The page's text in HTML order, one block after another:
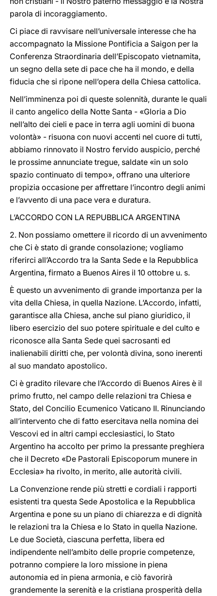
parola di incoraggiamento.
Ci piace di ravvisare nell’universale interesse che ha
accompagnato la Missione Pontificia a Saigon per la
Conferenza Straordinaria dell’Episcopato vietnamita,
un segno della sete di pace che ha il mondo, e della
fiducia che si ripone nell’opera della Chiesa cattolica.
Nell’imminenza poi di queste solennità, durante le quali
il canto angelico della Notte Santa - «Gloria a Dio
nell’alto dei cieli e pace in terra agli uomini di buona
volontà» - risuona con nuovi accenti nel cuore di tutti,
abbiamo rinnovato il Nostro fervido auspicio, perché
le prossime annunciate tregue, saldate «in un solo
spazio continuato di tempo», offrano una ulteriore
propizia occasione per affrettare l’incontro degli animi
e l’avvento di una pace vera e duratura.
L’ACCORDO CON LA REPUBBLICA ARGENTINA
2. Non possiamo omettere il ricordo di un avvenimento
che Ci è stato di grande consolazione; vogliamo
riferirci all’Accordo tra la Santa Sede e la Repubblica
Argentina, firmato a Buenos Aires il 10 ottobre u. s.
È questo un avvenimento di grande importanza per la
vita della Chiesa, in quella Nazione. L’Accordo, infatti,
garantisce alla Chiesa, anche sul piano giuridico, il
libero esercizio del suo potere spirituale e del culto e
riconosce alla Santa Sede quei sacrosanti ed
inalienabili diritti che, per volontà divina, sono inerenti
al suo mandato apostolico.
Ci è gradito rilevare che l’Accordo di Buenos Aires è il
primo frutto, nel campo delle relazioni tra Chiesa e
Stato, del Concilio Ecumenico Vaticano II. Rinunciando
all’intervento che di fatto esercitava nella nomina dei
Vescovi ed in altri campi ecclesiastici, lo Stato
Argentino ha accolto per primo la pressante preghiera
che il Decreto «De Pastorali Episcoporum munere in
Ecclesia» ha rivolto, in merito, alle autorità civili.
La Convenzione rende più stretti e cordiali i rapporti
esistenti tra questa Sede Apostolica e la Repubblica
Argentina e pone su un piano di chiarezza e di dignità
le relazioni tra la Chiesa e lo Stato in quella Nazione.
Le due Società, ciascuna perfetta, libera ed
indipendente nell’ambito delle proprie competenze,
potranno compiere la loro missione in piena
autonomia ed in piena armonia, e ciò favorirà
grandemente la serenità e la cristiana prosperità della